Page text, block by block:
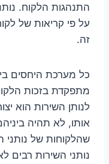
התנהגות הלקוח.
על פי קריאות של
זה.
כל מערכת היחסים
מתפקדת בזכות
לנותן השירות הוא
אותו, לא תהיה
שהלקוחות של נותני
נותני השירות רבים